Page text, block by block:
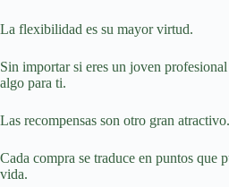
La flexibilidad es su mayor virtud.
Sin importar si eres un joven
algo para ti.
Las recompensas son otro gran atractivo.
Cada compra se traduce en puntos que
vida.